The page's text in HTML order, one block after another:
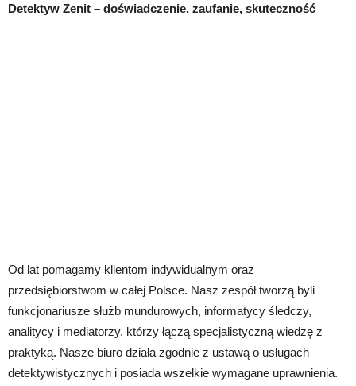
Detektyw Zenit – doświadczenie, zaufanie, skuteczność
Od lat pomagamy klientom indywidualnym oraz
przedsiębiorstwom w całej Polsce. Nasz zespół tworzą byli
funkcjonariusze służb mundurowych, informatycy śledczy,
analitycy i mediatorzy, którzy łączą specjalistyczną wiedzę z
praktyką. Nasze biuro działa zgodnie z ustawą o usługach
detektywistycznych i posiada wszelkie wymagane uprawnienia.